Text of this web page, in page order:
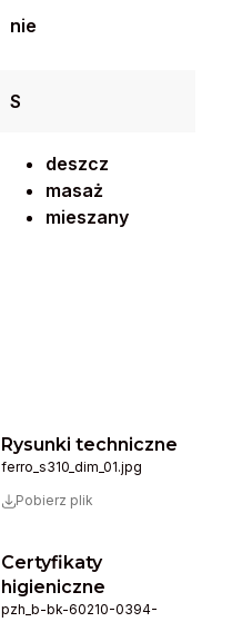
nie
S
deszcz
masaż
mieszany
Rysunki techniczne
ferro_s310_dim_01.jpg
Pobierz plik
Certyfikaty
higieniczne
pzh_b-bk-60210-0394-